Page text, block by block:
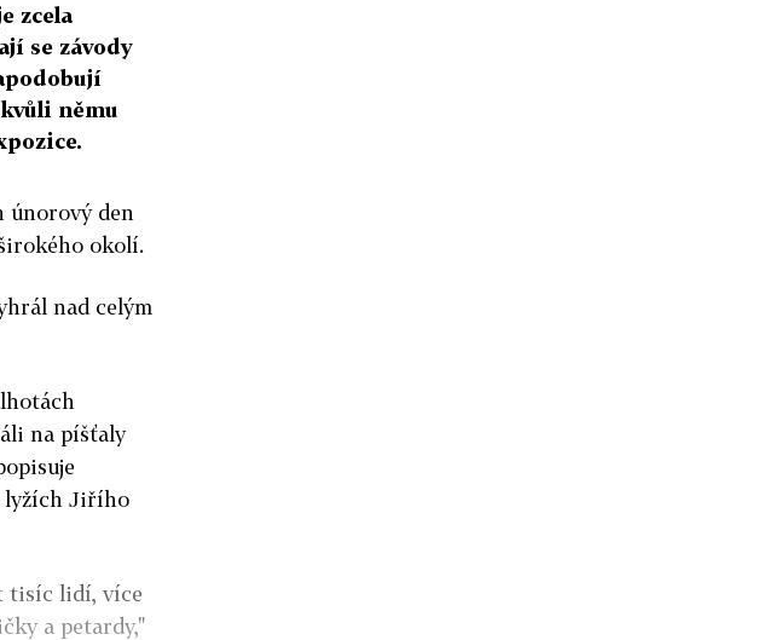
zcela
se závody
němu
únorový den
okolí.
nad celým
na píšťaly
lyžích Jiřího
tisíc lidí, více
a petardy,"